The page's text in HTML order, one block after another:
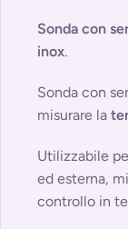
Sonda con
inox.
Sonda con
misurare la
Utilizzabile
ed esterna,
controllo in